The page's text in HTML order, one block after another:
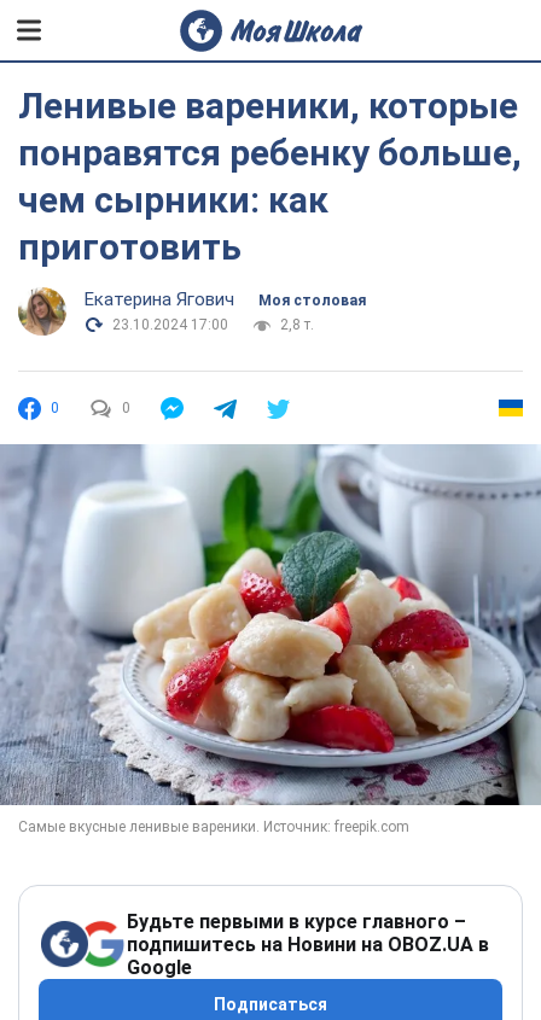
Ленивые вареники, которые
понравятся ребенку больше,
чем сырники: как
приготовить
Екатерина Ягович
Моя столовая
23.10.2024 17:00
2,8 т.
0 0
Будьте первыми в курсе главного –
подпишитесь на Новини на OBOZ.UA в
Google
Подписаться